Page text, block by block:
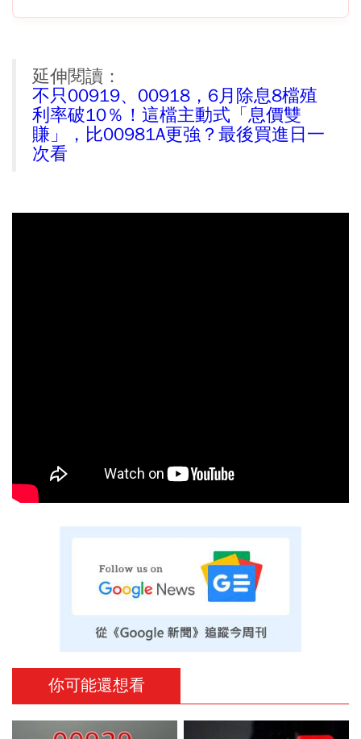
延伸閱讀：
不只00919、00918，6月除息8檔殖
利率破10％！這檔主動式「息價雙
賺」，比00981A更強？最後買進日一
次看
你可能還想看